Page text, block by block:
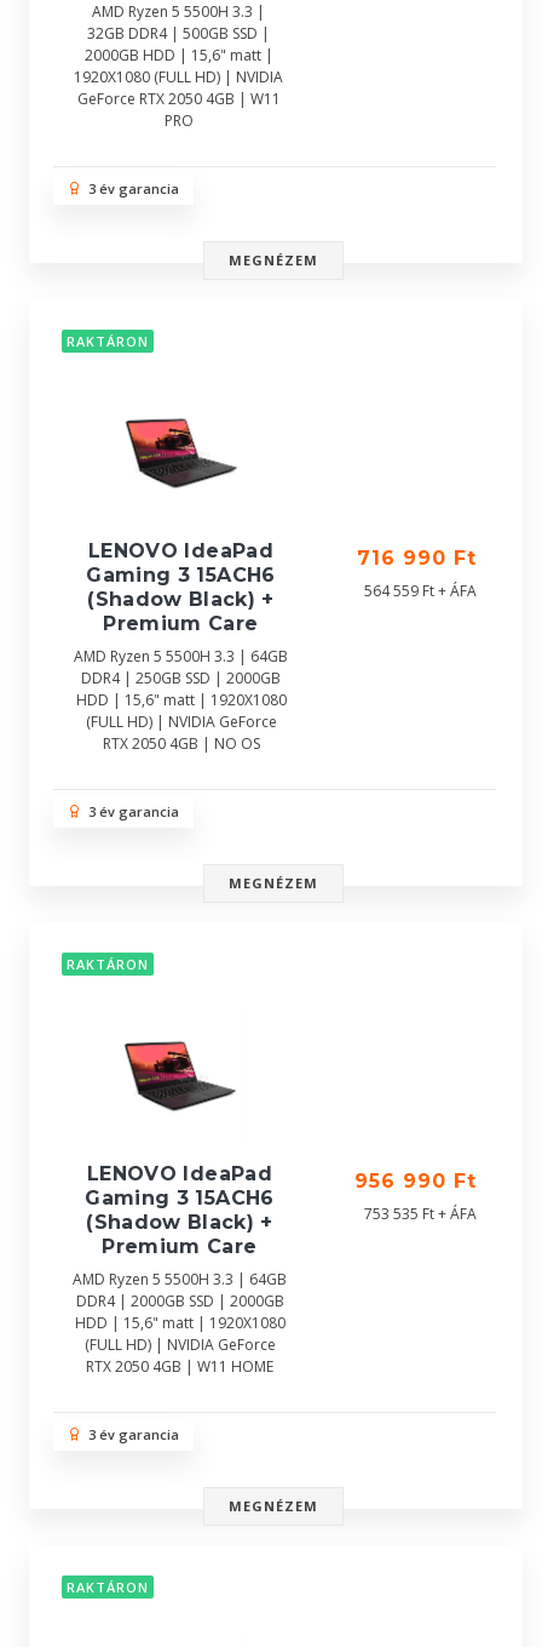
AMD Ryzen 5 5500H 3.3 |
32GB DDR4 | 500GB SSD |
2000GB HDD | 15,6" matt |
1920X1080 (FULL HD) | NVIDIA
GeForce RTX 2050 4GB | W11
PRO
3 év garancia
MEGNÉZEM
RAKTÁRON
LENOVO IdeaPad
Gaming 3 15ACH6
(Shadow Black) +
Premium Care
AMD Ryzen 5 5500H 3.3 | 64GB
DDR4 | 250GB SSD | 2000GB
HDD | 15,6" matt | 1920X1080
(FULL HD) | NVIDIA GeForce
RTX 2050 4GB | NO OS
716 990 Ft
564 559 Ft + ÁFA
3 év garancia
MEGNÉZEM
RAKTÁRON
LENOVO IdeaPad
Gaming 3 15ACH6
(Shadow Black) +
Premium Care
AMD Ryzen 5 5500H 3.3 | 64GB
DDR4 | 2000GB SSD | 2000GB
HDD | 15,6" matt | 1920X1080
(FULL HD) | NVIDIA GeForce
RTX 2050 4GB | W11 HOME
956 990 Ft
753 535 Ft + ÁFA
3 év garancia
MEGNÉZEM
RAKTÁRON